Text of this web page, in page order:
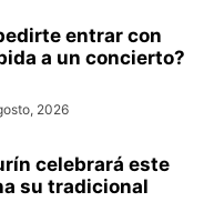
entrar con
a un concierto?
2026
celebrará este
su tradicional